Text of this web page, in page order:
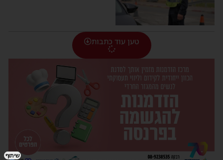
טען עוד כתבות
שיתוף